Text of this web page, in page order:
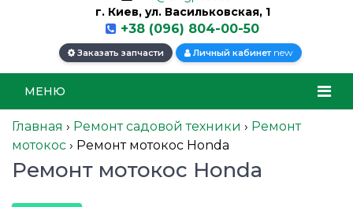
г. Киев, ул. Васильковская, 1
+38 (096) 804-00-50
Заказать запчасти Личный кабинет new
МЕНЮ
Главная › Ремонт садовой техники › Ремонт
мотокос › Ремонт мотокос Honda
Ремонт мотокос Honda